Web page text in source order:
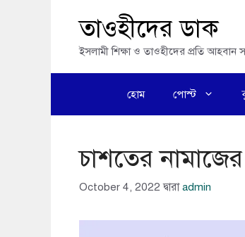
তাওহীদের ডাক
ইসলামী শিক্ষা ও তাওহীদের প্রতি আহবান
হোম পোস্ট
চাশতের
October 4, 2022 দ্বারাadmin